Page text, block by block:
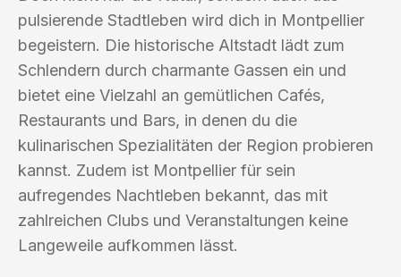
pulsierende Stadtleben wird dich in Montpellier
begeistern. Die historische Altstadt lädt zum
Schlendern durch charmante Gassen ein und
bietet eine Vielzahl an gemütlichen Cafés,
Restaurants und Bars, in denen du die
kulinarischen Spezialitäten der Region probieren
kannst. Zudem ist Montpellier für sein
aufregendes Nachtleben bekannt, das mit
zahlreichen Clubs und Veranstaltungen keine
Langeweile aufkommen lässt.